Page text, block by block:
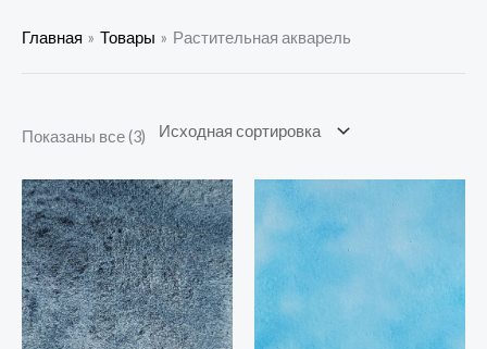
Главная Товары Растительная акварель
Показаны все (3)